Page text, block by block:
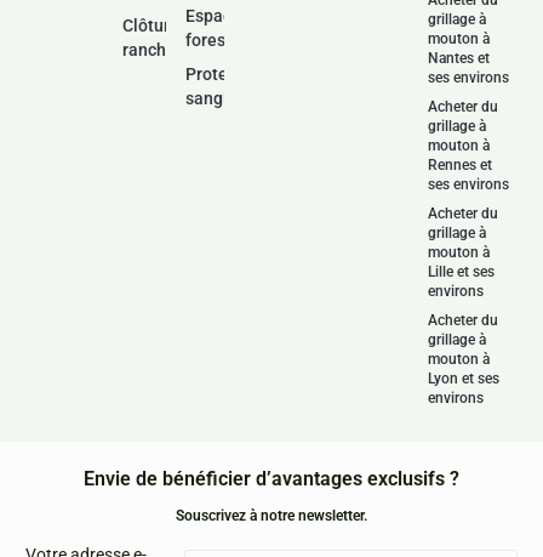
Clôture
ranch
Espace
forestier
Protection
sanglier
grillage à
mouton à
Nantes et
ses environs
Acheter du
grillage à
mouton à
Rennes et
ses environs
Acheter du
grillage à
mouton à
Lille et ses
environs
Acheter du
grillage à
mouton à
Lyon et ses
environs
Envie de bénéficier d’avantages exclusifs ?
Souscrivez à notre newsletter.